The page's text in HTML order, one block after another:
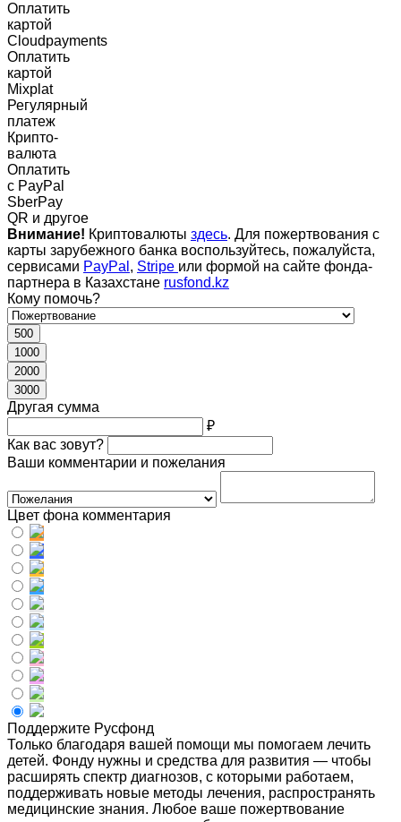
Оплатить
картой
Cloudpayments
Оплатить
картой
Mixplat
Регулярный
платеж
Крипто-
валюта
Оплатить
c PayPal
SberPay
QR и другое
Внимание! Криптовалюты здесь. Для пожертвования с
карты зарубежного банка воспользуйтесь, пожалуйста,
сервисами PayPal , Stripe или формой на сайте фонда-
партнера в Казахстане rusfond.kz
Кому помочь?
500
1000
2000
3000
Другая сумма
₽
Как вас зовут?
Ваши комментарии и пожелания
Цвет фона комментария
Поддержите Русфонд
Только благодаря вашей помощи мы помогаем лечить
детей. Фонду нужны и средства для развития — чтобы
расширять спектр диагнозов, с которыми работаем,
поддерживать новые методы лечения, распространять
медицинские знания. Любое ваше пожертвование